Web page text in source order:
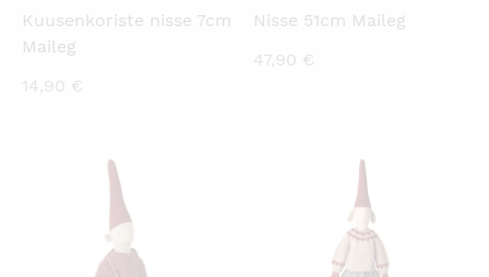
Kuusenkoriste nisse 7cm
Maileg
14,90 €
Nisse 51cm Maileg
47,90 €
KATSO PIKANÄKYMÄ KATSO PIKANÄKYMÄ